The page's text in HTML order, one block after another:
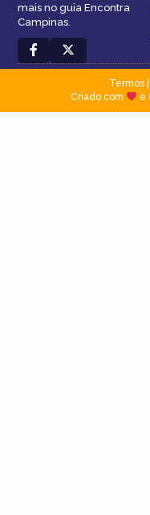
mais no guia Encontra
Campinas.
Termos|
Criado com
e